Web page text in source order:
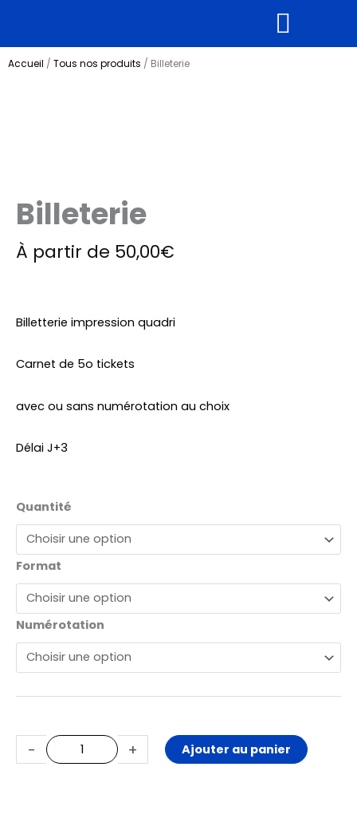
Accueil / Tous nos produits / Billeterie
Billeterie
À partir de 50,00€
Billetterie impression quadri
Carnet de 5o tickets
avec ou sans numérotation au choix
Délai J+3
Quantité
Format
Numérotation
-
quantité
de
Billeterie
+ Ajouter au panier